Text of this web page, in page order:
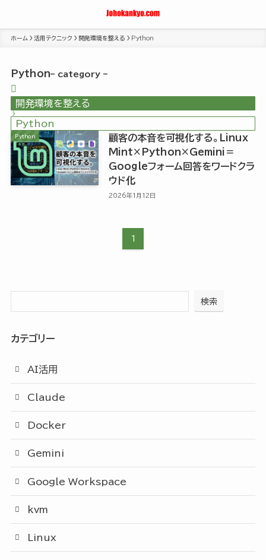
ホーム 活用テクニック 開発環境を整える Python
Python– category –
開発環境を整える
Python
Python
顧客の本音を可視化する。Linux
Mint×Python×Gemini＝
Googleフォーム回答をワードクラ
ウド化
2026年1月12日
1
検索
カテゴリー
AI活用
Claude
Docker
Gemini
Google Workspace
kvm
Linux